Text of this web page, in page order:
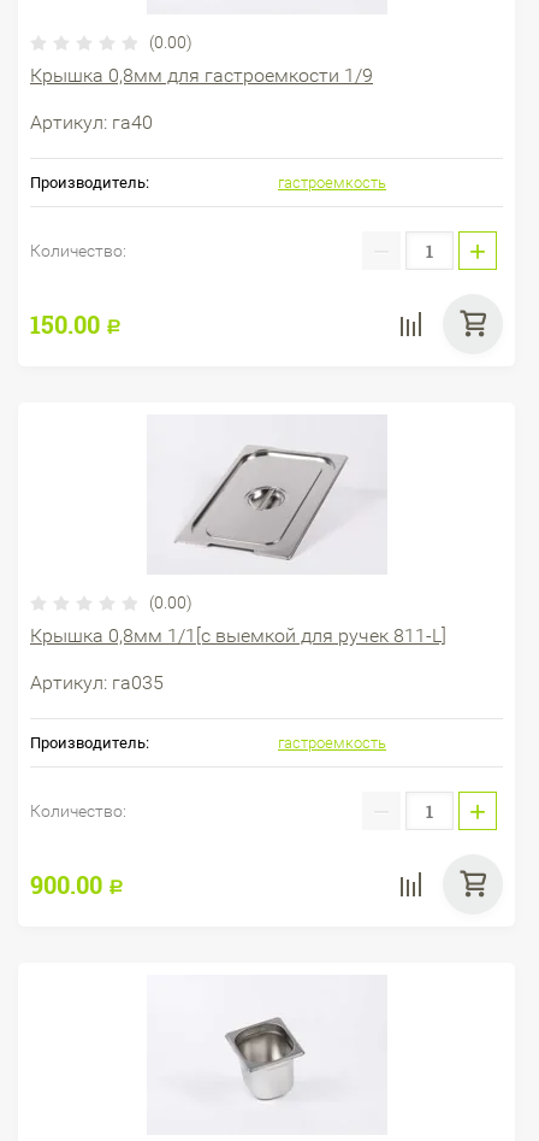
(0.00)
Крышка 0,8мм для гастроемкости 1/9
Артикул: га40
Производитель: гастроемкость
Количество: +
150.00 Р
(0.00)
Крышка 0,8мм 1/1[с выемкой для ручек 811-L]
Артикул: га035
Производитель: гастроемкость
Количество: +
900.00 Р